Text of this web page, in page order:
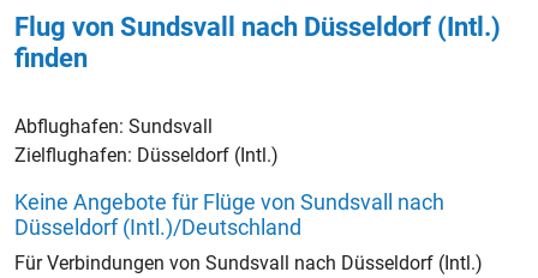
Flug von Sundsvall nach Düsseldorf (Intl.)
finden
Abflughafen: Sundsvall
Zielflughafen: Düsseldorf (Intl.)
Keine Angebote für Flüge von Sundsvall nach
Düsseldorf (Intl.)/Deutschland
Für Verbindungen von Sundsvall nach Düsseldorf (Intl.)